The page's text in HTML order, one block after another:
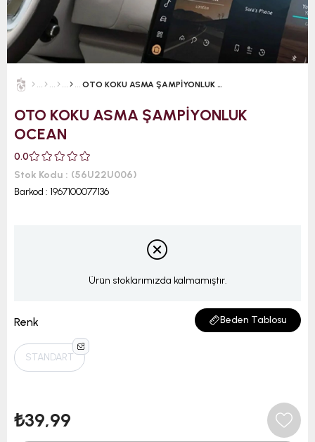
OTO KOKU ASMA ŞAMPİYONLUK OCEAN
OTO KOKU ASMA ŞAMPİYONLUK
OCEAN
0.0
Stok Kodu
(56U22U006)
Barkod : 1967100077136
Ürün stoklarımızda kalmamıştır.
Renk Beden Tablosu
STANDART
₺39,99